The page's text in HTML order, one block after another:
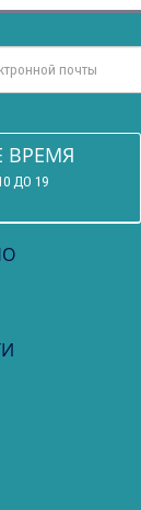
ВРЕМЯ
ДО 19